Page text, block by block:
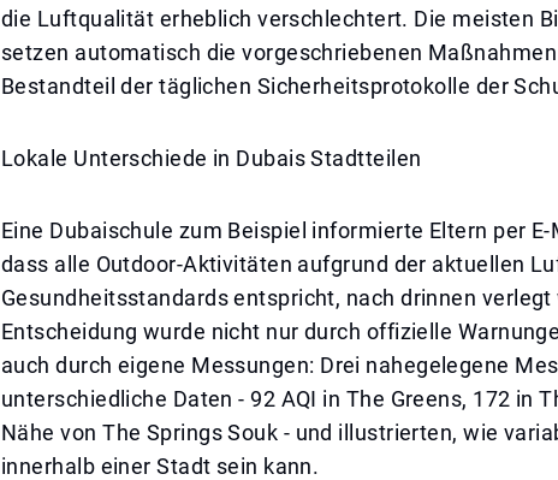
die Luftqualität erheblich verschlechtert. Die meisten
setzen automatisch die vorgeschriebenen
Bestandteil der täglichen Sicherheitsprotokolle der
Lokale Unterschiede in Dubais Stadtteilen
Eine Dubaischule zum Beispiel informierte Eltern per
dass alle Outdoor-Aktivitäten aufgrund der aktuellen
Gesundheitsstandards entspricht, nach drinnen verlegt
Entscheidung wurde nicht nur durch offizielle
auch durch eigene Messungen: Drei nahegelegene
unterschiedliche Daten - 92 AQI in The Greens, 172 in
Nähe von The Springs Souk - und illustrierten, wie
innerhalb einer Stadt sein kann.